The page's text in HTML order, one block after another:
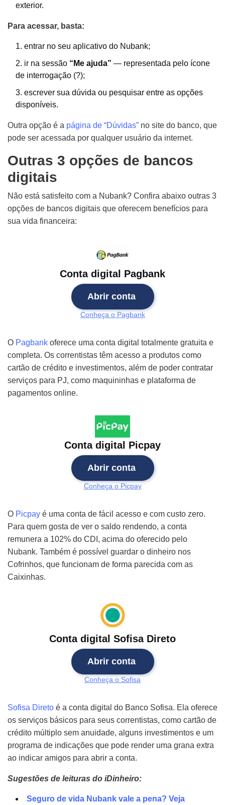
exterior.
Para acessar, basta:
entrar no seu aplicativo do Nubank;
ir na sessão “Me ajuda” — representada pelo ícone
de interrogação (?);
escrever sua dúvida ou pesquisar entre as opções
disponíveis.
Outra opção é a página de “Dúvidas” no site do banco, que
pode ser acessada por qualquer usuário da internet.
Outras 3 opções de bancos
digitais
Não está satisfeito com a Nubank? Confira abaixo outras 3
opções de bancos digitais que oferecem benefícios para
sua vida financeira:
Conta digital Pagbank
Abrir conta
Conheça o Pagbank
O Pagbank oferece uma conta digital totalmente gratuita e
completa. Os correntistas têm acesso a produtos como
cartão de crédito e investimentos, além de poder contratar
serviços para PJ, como maquininhas e plataforma de
pagamentos online.
Conta digital Picpay
Abrir conta
Conheça o Picpay
O Picpay é uma conta de fácil acesso e com custo zero.
Para quem gosta de ver o saldo rendendo, a conta
remunera a 102% do CDI, acima do oferecido pelo
Nubank. Também é possível guardar o dinheiro nos
Cofrinhos, que funcionam de forma parecida com as
Caixinhas.
Conta digital Sofisa Direto
Abrir conta
Conheça o Sofisa
Sofisa Direto é a conta digital do Banco Sofisa. Ela oferece
os serviços básicos para seus correntistas, como cartão de
crédito múltiplo sem anuidade, alguns investimentos e um
programa de indicações que pode render uma grana extra
ao indicar amigos para abrir a conta.
Sugestões de leituras do iDinheiro:
Seguro de vida Nubank vale a pena? Veja